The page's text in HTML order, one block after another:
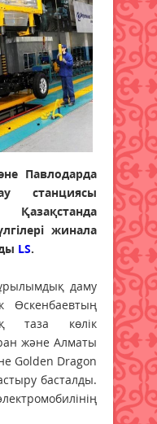
Павлодарда
станциясы
жинала
LS.
даму
Өскенбаевтың
таза көлік
және Алматы
Golden Dragon
басталды.